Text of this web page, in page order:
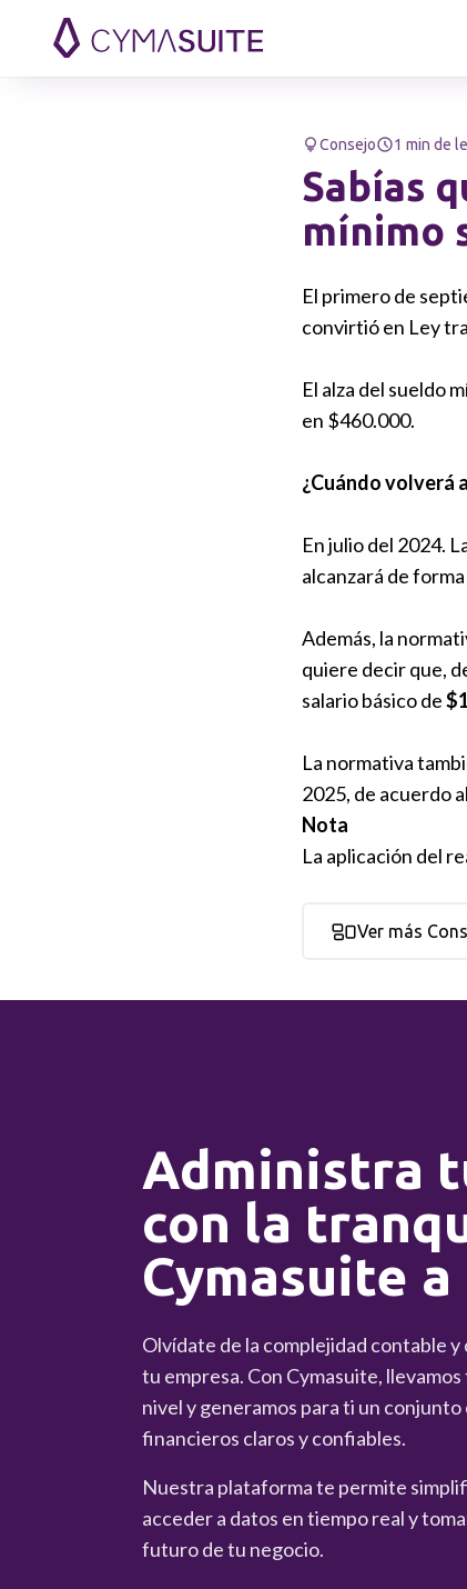
Consejo 1 min de
Sabías
mínimo
El primero de
convirtió en Ley
El alza del sueldo
en $460.000.
¿Cuándo volverá
En julio del 2024.
alcanzará de
Además, la
quiere decir que,
salario básico de
La normativa
2025, de acuerdo
Nota
La aplicación del
Ver más
Administra
con la
Cymasuite
Olvídate de la complejidad contable
tu empresa. Con Cymasuite,
nivel y generamos para ti un
financieros claros y confiables.
Nuestra plataforma te permite
acceder a datos en tiempo real y
futuro de tu negocio.